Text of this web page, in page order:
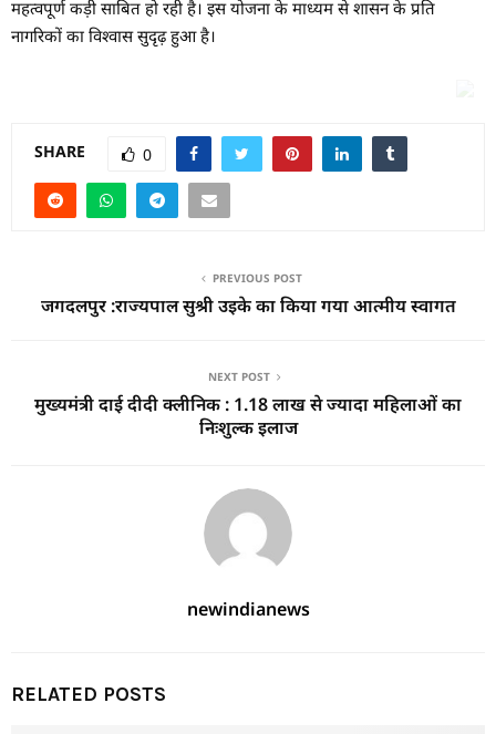
महत्वपूर्ण कड़ी साबित हो रही है। इस योजना के माध्यम से शासन के प्रति
नागरिकों का विश्वास सुदृढ़ हुआ है।
SHARE 0
PREVIOUS POST
जगदलपुर :राज्यपाल सुश्री उइके का किया गया आत्मीय स्वागत
NEXT POST
मुख्यमंत्री दाई दीदी क्लीनिक : 1.18 लाख से ज्यादा महिलाओं का
निःशुल्क इलाज
newindianews
RELATED POSTS